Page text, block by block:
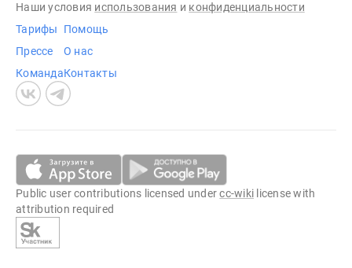
Наши условия использования и конфиденциальности
Тарифы
Прессе
Команда
Помощь
О нас
Контакты
Public user contributions licensed undercc-wiki license with
attribution required